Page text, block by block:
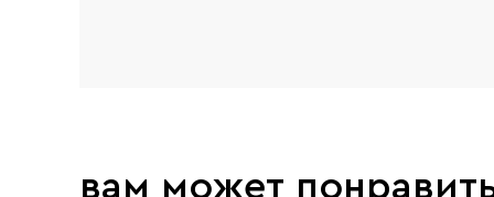
вам может